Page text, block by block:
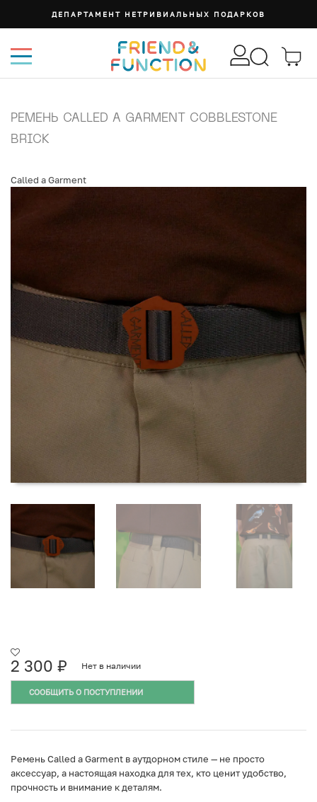
СУМКА ИЗИ
РЕМЕНЬ CALLED A GARMENT COBBLESTONE
BRICK
Called a Garment
2 300 ₽ Нет в наличии
СООБЩИТЬ О ПОСТУПЛЕНИИ
Ремень Called a Garment в аутдорном стиле — не просто
аксессуар, а настоящая находка для тех, кто ценит удобство,
прочность и внимание к деталям.